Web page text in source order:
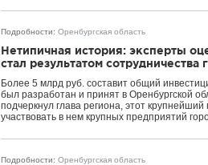
Подробности: Оренбургская область
Нетипичная история: эксперты
стал результатом
Более 5 млрд руб. составит общий
был разработан и принят в Оренбургской
подчеркнул глава региона, этот
участвовать в нем крупных предприятий
Подробности: Оренбургская область